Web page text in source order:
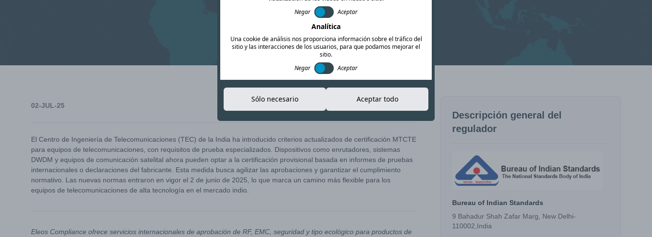
02-JUL-25 Copiar enlace
El Centro de Ingeniería de Telecomunicaciones (TEC) de la India ha introducido criterios actualizados de certificación MTCTE
para equipos de telecomunicaciones, con requisitos de prueba especializados. Dispositivos como enrutadores, sistemas
DWDM y equipos de comunicación satelital ahora pueden optar a la certificación provisional basada en informes de pruebas
internacionales o declaraciones del fabricante. Esta medida busca agilizar las aprobaciones y garantizar el cumplimiento
normativo. Las nuevas normas entraron en vigor el 2 de junio de 2025, lo que marca un camino más flexible para los
equipos de telecomunicaciones de alta tecnología en el mercado indio.
Eleos Compliance ofrece servicios internacionales de aprobación de RF, EMC, seguridad y tipo ecológico para productos de
Descripción general del
regulador
Bureau of Indian Standards
9 Bahadur Shah Zafar Marg, New Delhi-
110002,India
Negar
Aceptar
Analítica
Una cookie de análisis nos proporciona información sobre el tráfico del
sitio y las interacciones de los usuarios, para que podamos mejorar el
sitio.
Negar
Aceptar
Sólo necesario Aceptar todo